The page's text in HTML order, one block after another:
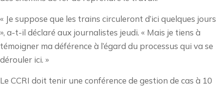
« Je suppose que les trains circuleront d’ici quelques jours
», a-t-il déclaré aux journalistes jeudi. « Mais je tiens à
témoigner ma déférence à l’égard du processus qui va se
dérouler ici. »
Le CCRI doit tenir une conférence de gestion de cas à 10